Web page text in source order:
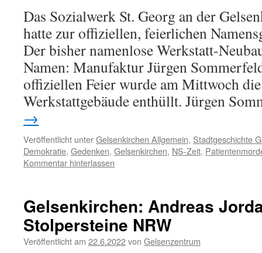
Das Sozialwerk St. Georg an der
hatte zur offiziellen, feierlichen
Der bisher namenlose Werkstatt-
Namen: Manufaktur Jürgen
offiziellen Feier wurde am Mittwoch
Werkstattgebäude enthüllt. Jürgen
→
Veröffentlicht unterGelsenkirchen Allgemein, Stadtgeschichte
Demokratie, Gedenken, Gelsenkirchen, NS-Zeit,
Kommentar hinterlassen
Gelsenkirchen: Andreas
Stolpersteine NRW
Veröffentlicht am 22.6.2022von Gelsenzentrum